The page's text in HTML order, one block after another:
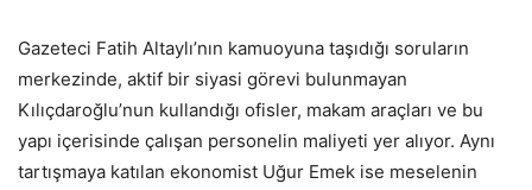
Gazeteci Fatih Altaylı’nın kamuoyuna taşıdığı soruların
merkezinde, aktif bir siyasi görevi bulunmayan
Kılıçdaroğlu’nun kullandığı ofisler, makam araçları ve bu
yapı içerisinde çalışan personelin maliyeti yer alıyor. Aynı
tartışmaya katılan ekonomist Uğur Emek ise meselenin